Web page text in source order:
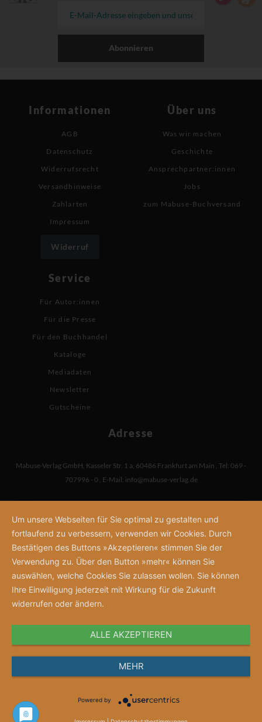
Abonnieren
Informationen
AGB
Datenschutz
Widerrufsrecht
Versandhinweise
Zahlarten
Impressum
Widerruf
Über uns
Was wir machen
Geschichte
Ansprechpartner:innen
Jobs
zum Mabuse-Buchversand
Service
Für Autor:innen
Für die Presse
Für den Buchhandel
Kataloge
Mediadaten
Newsletter
Gutscheine
Adresse
Mabuse-Verlag GmbH, Kasseler Str. 1 a, 60486 Frankfurt am Main , Tel: 069 -
707996 - 0 , E-Mail: info@mabuse-verlag.de
Um unsere Webseiten für Sie optimal zu gestalten und
fortlaufend zu verbessern, verwenden wir Cookies. Durch
Bestätigen des Buttons »Akzeptieren« stimmen Sie der
Verwendung zu. Über den Button »mehr« können Sie
auswählen, welche Cookies Sie zulassen wollen. Sie können
Ihre Einwilligung jederzeit mit Wirkung für die Zukunft
widerrufen oder ändern.
ALLE AKZEPTIEREN
MEHR
Powered by